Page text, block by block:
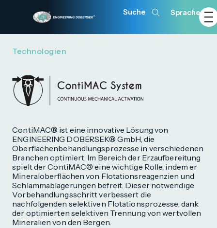
Sprache
Technologien
ContiMAC® ist eine innovative Lösung von
ENGINEERING DOBERSEK® GmbH, die
Oberflächenbehandlungsprozesse in verschiedenen
Branchen optimiert. Im Bereich der Erzaufbereitung
spielt der ContiMAC® eine wichtige Rolle, indem er
Mineraloberflächen von Flotationsreagenzien und
Schlammablagerungen befreit. Dieser notwendige
Vorbehandlungsschritt verbessert die
nachfolgenden selektiven Flotationsprozesse, dank
der optimierten selektiven Trennung von wertvollen
Mineralien von den Bergen.